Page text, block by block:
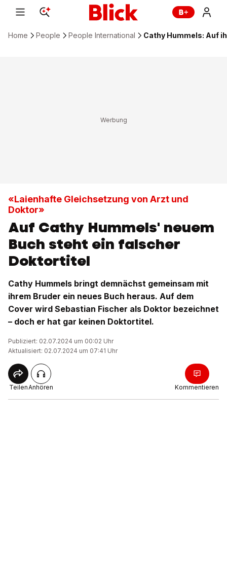
Home People People International Cathy Hummels: Auf
«Laienhafte Gleichsetzung von Arzt und
Doktor»
Auf Cathy Hummels' neuem
Buch steht ein falscher
Doktortitel
Cathy Hummels bringt demnächst gemeinsam mit
ihrem Bruder ein neues Buch heraus. Auf dem
Cover wird Sebastian Fischer als Doktor bezeichnet
– doch er hat gar keinen Doktortitel.
Publiziert: 02.07.2024 um 00:02 Uhr
Aktualisiert: 02.07.2024 um 07:41 Uhr
TeilenAnhören Kommentieren